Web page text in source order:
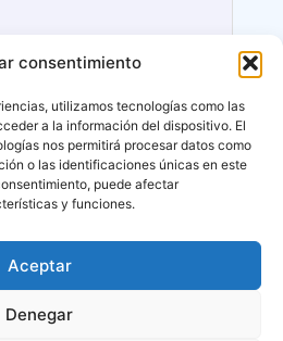
consentimiento
utilizamos tecnologías como las
a la información del dispositivo. El
nos permitirá procesar datos como
o las identificaciones únicas en este
puede afectar
y funciones.
Aceptar
Denegar
Enviar